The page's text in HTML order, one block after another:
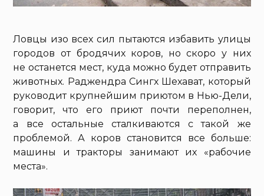
Ловцы изо всех сил пытаются избавить улицы
городов от бродячих коров, но скоро у них
не останется мест, куда можно будет отправить
животных. Раджендра Сингх Шехават, который
руководит крупнейшим приютом в Нью-Дели,
говорит, что его приют почти переполнен,
а все остальные сталкиваются с такой же
проблемой. А коров становится все больше:
машины и тракторы занимают их «рабочие
места».